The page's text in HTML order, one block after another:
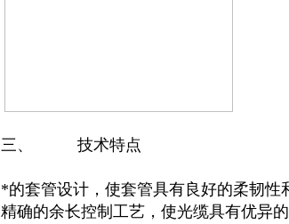
三、 技术特点
*的套管设计，使套管具有良好的柔韧性
精确的余长控制工艺，使光缆具有优异